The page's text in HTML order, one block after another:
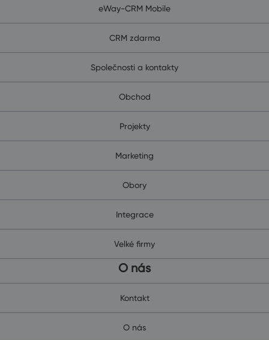
eWay-CRM Mobile
CRM zdarma
Společnosti a kontakty
Obchod
Projekty
Marketing
Obory
Integrace
Velké firmy
O nás
Kontakt
O nás